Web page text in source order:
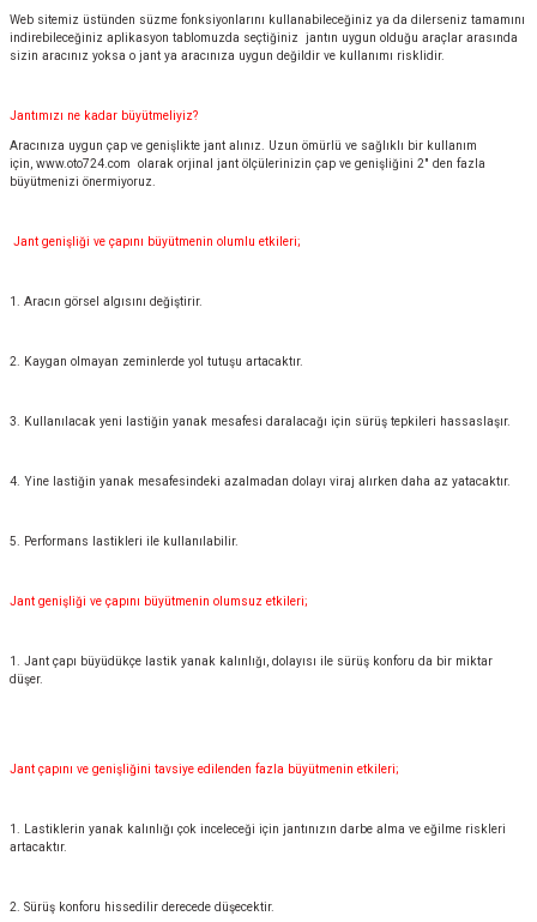
Web sitemiz üstünden süzme fonksiyonlarını kullanabileceğiniz ya da dilerseniz tamamını
indirebileceğiniz aplikasyon tablomuzda seçtiğiniz jantın uygun olduğu araçlar arasında
sizin aracınız yoksa o jant ya aracınıza uygun değildir ve kullanımı risklidir.
Jantımızı ne kadar büyütmeliyiz?
Aracınıza uygun çap ve genişlikte jant alınız. Uzun ömürlü ve sağlıklı bir kullanım
için, www.oto724.com olarak orjinal jant ölçülerinizin çap ve genişliğini 2" den fazla
büyütmenizi önermiyoruz.
Jant genişliği ve çapını büyütmenin olumlu etkileri;
1. Aracın görsel algısını değiştirir.
2. Kaygan olmayan zeminlerde yol tutuşu artacaktır.
3. Kullanılacak yeni lastiğin yanak mesafesi daralacağı için sürüş tepkileri hassaslaşır.
4. Yine lastiğin yanak mesafesindeki azalmadan dolayı viraj alırken daha az yatacaktır.
5. Performans lastikleri ile kullanılabilir.
Jant genişliği ve çapını büyütmenin olumsuz etkileri;
1. Jant çapı büyüdükçe lastik yanak kalınlığı, dolayısı ile sürüş konforu da bir miktar
düşer.
Jant çapını ve genişliğini tavsiye edilenden fazla büyütmenin etkileri;
1. Lastiklerin yanak kalınlığı çok inceleceği için jantınızın darbe alma ve eğilme riskleri
artacaktır.
2. Sürüş konforu hissedilir derecede düşecektir.